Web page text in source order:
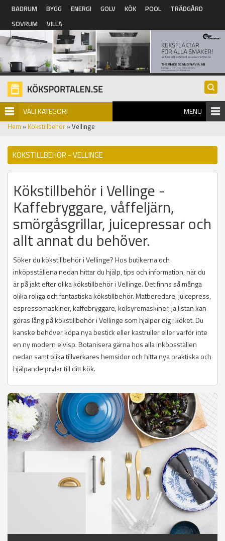
Hoppa till huvudinnehåll
BADRUM BYGG ENERGI GOLV KÖK POOL
TRÄDGÅRD
SOVRUM
VILLA
VÄLJ KATEGORI MENU
Hem » Kökstillbehör » Vellinge
KÖKSTILLBEHÖR - VELLINGE
Kökstillbehör i Vellinge -
Kaffebryggare, våffeljärn,
smörgåsgrillar, juicepressar och
allt annat du behöver.
Söker du kökstillbehör i Vellinge? Hos butikerna och
inköpsställena nedan hittar du hjälp, tips och information, när du
är på jakt efter olika kökstillbehör i Vellinge. Det finns så många
olika roliga och fantastiska kökstillbehör. Matberedare, juicepress,
espressomaskiner, kaffebryggare, kolsyremaskiner, ja listan kan
göras lång på kökstillbehör i Vellinge som hjälper dig i köket. Du
kanske behöver köpa nya bestick eller kastruller eller varför inte
en ny modern elvisp. Botanisera gärna hos alla inköpsställen
nedan samt olika tillverkares hemsidor och hitta nya praktiska och
hjälpande prylar till ditt kök.